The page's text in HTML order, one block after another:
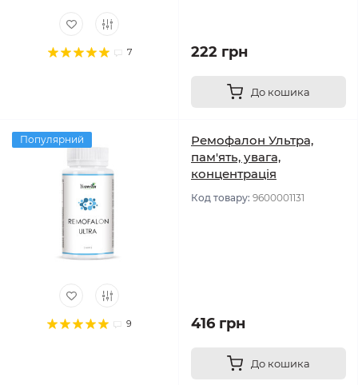
7 222 грн
До кошика
Популярний
9
Ремофалон Ультра,
пам'ять, увага,
концентрація
Код товару: 9600001131
416 грн
До кошика